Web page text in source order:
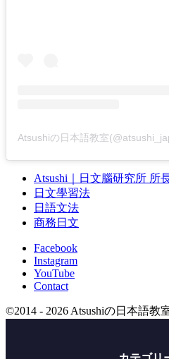
Atsushi｜日文腦研究所 所
日文學習法
日語文法
商務日文
Facebook
Instagram
YouTube
Contact
©2014 - 2026 Atsushiの日本語教